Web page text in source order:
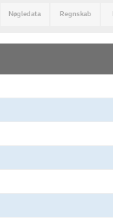
Nøgledata Regnskab